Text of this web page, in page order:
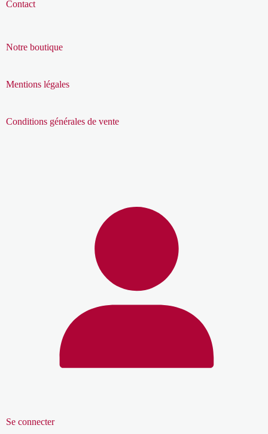
Contact
Notre boutique
Mentions légales
Conditions générales de vente
Se connecter